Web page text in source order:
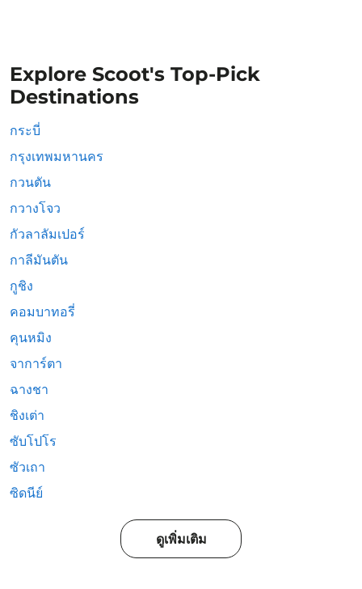
Explore Scoot's Top-Pick
Destinations
กระบี่
กรุงเทพมหานคร
กวนตัน
กวางโจว
กัวลาลัมเปอร์
กาลีมันตัน
กูชิง
คอมบาทอรี่
คุนหมิง
จาการ์ตา
ฉางชา
ชิงเต่า
ซับโปโร
ซัวเถา
ซิดนีย์
ดูเพิ่มเติม